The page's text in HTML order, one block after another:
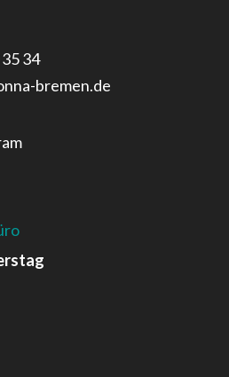
34
bremen.de